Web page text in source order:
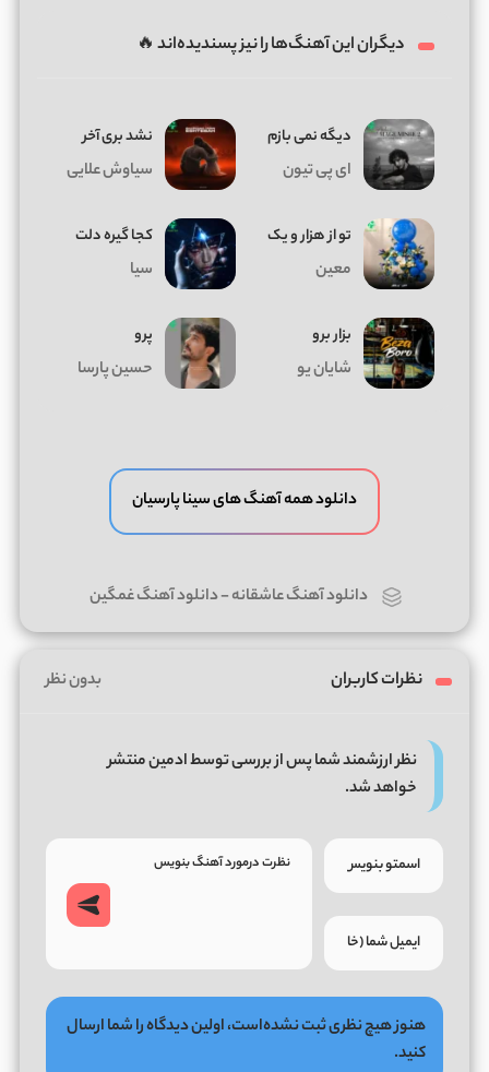
دیگران این آهنگ‌ها را نیز پسندیده‌اند 🔥
دیگه نمی بازم
ای پی تیون
نشد بری آخر
سیاوش علایی
تو از هزار و یک
معین
کجا گیره دلت
سیا
بزار برو
شایان یو
پرو
حسین پارسا
دانلود همه آهنگ های سینا پارسیان
دانلود آهنگ عاشقانه-دانلود آهنگ غمگین
نظرات کاربران بدون نظر
نظر ارزشمند شما پس از بررسی توسط ادمین منتشر
خواهد شد.
هنوز هیچ نظری ثبت نشده‌است، اولین دیدگاه را شما ارسال
کنید.